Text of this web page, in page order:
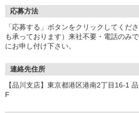
応募方法
「応募する」ボタンをクリックしてくだ
も承っております）来社不要・電話のみ
にお申し付け下さい。
連絡先住所
【品川支店】東京都港区港南2丁目16-1
F